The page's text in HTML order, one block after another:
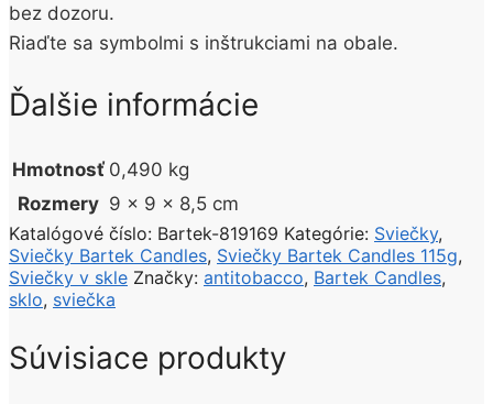
bez dozoru.
Riaďte sa symbolmi s inštrukciami na obale.
Ďalšie informácie
Hmotnosť 0,490 kg
Rozmery 9 × 9 × 8,5 cm
Katalógové číslo: Bartek-819169 Kategórie: Sviečky,
Sviečky Bartek Candles, Sviečky Bartek Candles 115g,
Sviečky v skle Značky: antitobacco, Bartek Candles,
sklo, sviečka
Súvisiace produkty